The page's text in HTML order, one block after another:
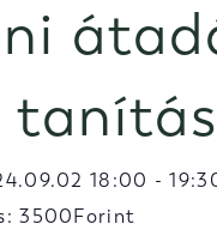
18:00 -
3500Forint